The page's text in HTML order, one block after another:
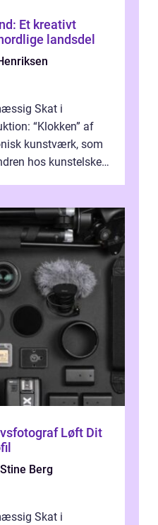
Et kreativt
landsdel
Skat i
“Klokken” af
kunstværk, som
hos kunstelskere
Løft Dit
Stine Berg
Skat i